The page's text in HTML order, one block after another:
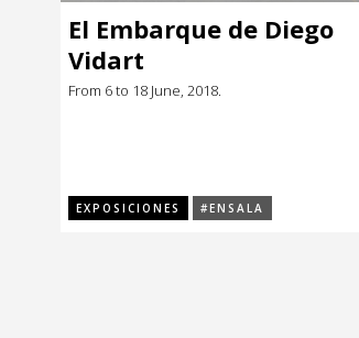
El Embarque de Diego
Vidart
From 6 to 18 June, 2018.
EXPOSICIONES #ENSALA